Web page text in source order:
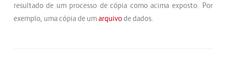
resultado de um processo de cópia como acima exposto. Por
exemplo, uma cópia de umarquivode dados.